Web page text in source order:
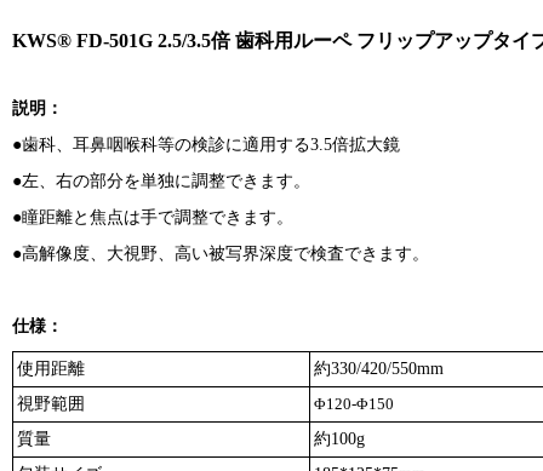
KWS® FD-501G 2.5/3.5倍 歯科用ルーペ フリップアップタイ
説明：
●歯科、耳鼻咽喉科等の検診に適用する3.5倍拡大鏡
●左、右の部分を単独に調整できます。
●瞳距離と焦点は手で調整できます。
●高解像度、大視野、高い被写界深度で検査できます。
仕様：
使用距離
約330/420/550mm
視野範囲
Φ120-Φ150
質量
約100g